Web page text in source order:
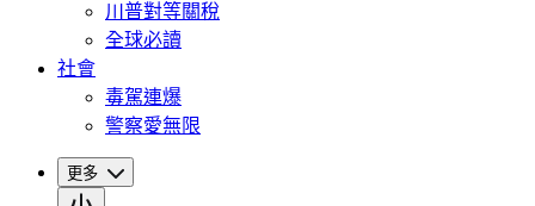
川普對等關稅
全球必讀
社會
毒駕連爆
警察愛無限
更多